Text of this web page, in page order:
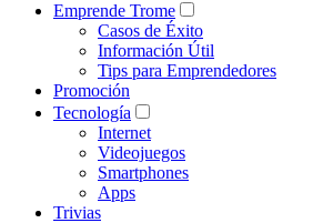
Emprende Trome
Casos de Éxito
Información Útil
Tips para Emprendedores
Promoción
Tecnología
Internet
Videojuegos
Smartphones
Apps
Trivias